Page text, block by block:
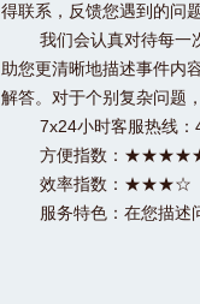
得联系，反馈您遇到的问题
我们会认真对待每一次
助您更清晰地描述事件内
解答。对于个别复杂问题
7x24小时客服热线：
方便指数：
效率指数：★★★☆
服务特色：在您描述问